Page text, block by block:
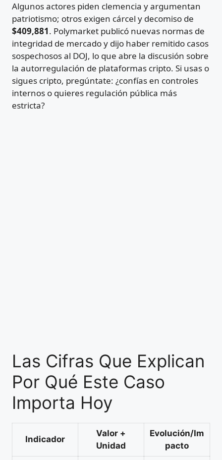
Algunos actores piden clemencia y argumentan
patriotismo; otros exigen cárcel y decomiso de
$409,881. Polymarket publicó nuevas normas de
integridad de mercado y dijo haber remitido casos
sospechosos al DOJ, lo que abre la discusión sobre
la autorregulación de plataformas cripto. Si usas o
sigues cripto, pregúntate: ¿confías en controles
internos o quieres regulación pública más
estricta?
Las Cifras Que Explican
Por Qué Este Caso
Importa Hoy
Indicador
Valor +
Unidad
Evolución/Im
pacto